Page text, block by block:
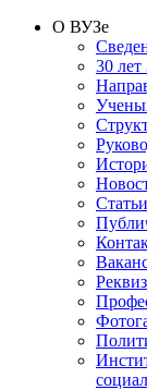
О ВУЗе
30
Статьи